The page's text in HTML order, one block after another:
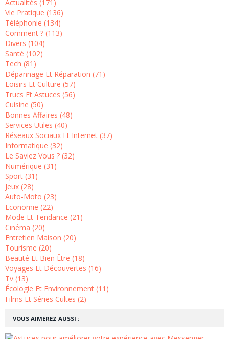
VOUS AIMEREZ AUSSI :
Actualités (171)
Vie Pratique (136)
Téléphonie (134)
Comment ? (113)
Divers (104)
Santé (102)
Tech (81)
Dépannage Et Réparation (71)
Loisirs Et Culture (57)
Trucs Et Astuces (56)
Cuisine (50)
Bonnes Affaires (48)
Services Utiles (40)
Réseaux Sociaux Et Internet (37)
Informatique (32)
Le Saviez Vous ? (32)
Numérique (31)
Sport (31)
Jeux (28)
Auto-Moto (23)
Economie (22)
Mode Et Tendance (21)
Cinéma (20)
Entretien Maison (20)
Tourisme (20)
Beauté Et Bien Être (18)
Voyages Et Découvertes (16)
Tv (13)
Écologie Et Environnement (11)
Films Et Séries Cultes (2)